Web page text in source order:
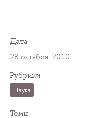
Дата
28 октября 2010
Рубрики
Наука
Темы